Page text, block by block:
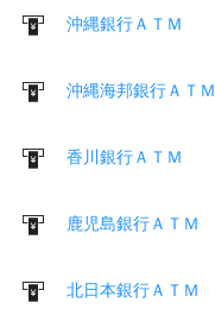
沖縄銀行ＡＴＭ
沖縄海邦銀行ＡＴＭ
香川銀行ＡＴＭ
鹿児島銀行ＡＴＭ
北日本銀行ＡＴＭ